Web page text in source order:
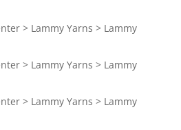
> Lammy Yarns > Lammy
> Lammy Yarns > Lammy
> Lammy Yarns > Lammy